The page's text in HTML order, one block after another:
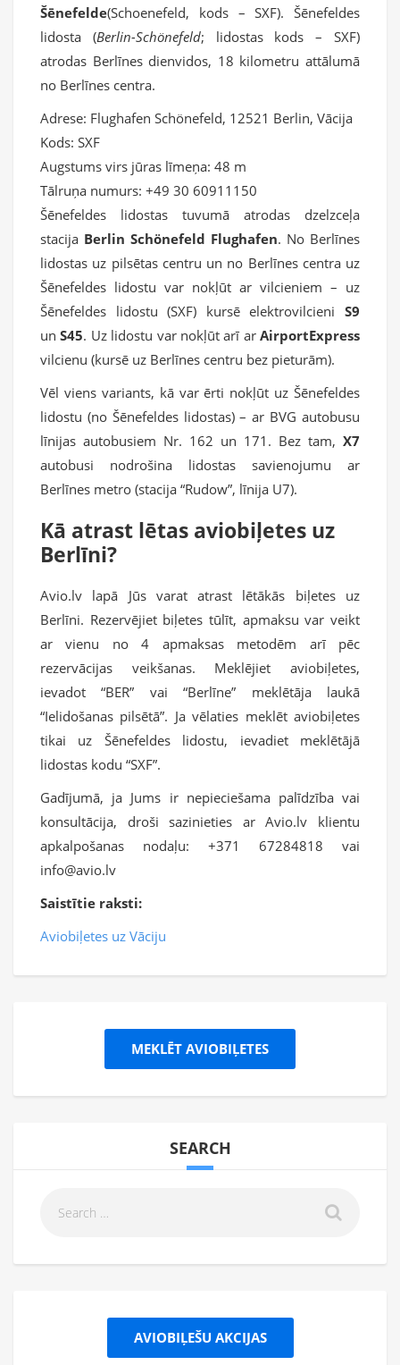
Šēnefelde(Schoenefeld, kods – SXF). Šēnefeldes
lidosta (Berlin-Schönefeld; lidostas kods – SXF)
atrodas Berlīnes dienvidos, 18 kilometru attālumā
no Berlīnes centra.
Adrese: Flughafen Schönefeld, 12521 Berlin, Vācija
Kods: SXF
Augstums virs jūras līmeņa: 48 m
Tālruņa numurs: +49 30 60911150
Šēnefeldes lidostas tuvumā atrodas dzelzceļa
stacija Berlin Schönefeld Flughafen. No Berlīnes
lidostas uz pilsētas centru un no Berlīnes centra uz
Šēnefeldes lidostu var nokļūt ar vilcieniem – uz
Šēnefeldes lidostu (SXF) kursē elektrovilcieni S9
unS45. Uz lidostu var nokļūt arī ar AirportExpress
vilcienu (kursē uz Berlīnes centru bez pieturām).
Vēl viens variants, kā var ērti nokļūt uz Šēnefeldes
lidostu (no Šēnefeldes lidostas) – ar BVG autobusu
līnijas autobusiem Nr. 162 un 171. Bez tam, X7
autobusi nodrošina lidostas savienojumu ar
Berlīnes metro (stacija “Rudow”, līnija U7).
Kā atrast lētas aviobiļetes uz
Berlīni?
Avio.lv lapā Jūs varat atrast lētākās biļetes uz
Berlīni. Rezervējiet biļetes tūlīt, apmaksu var veikt
ar vienu no 4 apmaksas metodēm arī pēc
rezervācijas veikšanas. Meklējiet aviobiļetes,
ievadot “BER” vai “Berlīne” meklētāja laukā
“Ielidošanas pilsētā”. Ja vēlaties meklēt aviobiļetes
tikai uz Šēnefeldes lidostu, ievadiet meklētājā
lidostas kodu “SXF”.
Gadījumā, ja Jums ir nepieciešama palīdzība vai
konsultācija, droši sazinieties ar Avio.lv klientu
apkalpošanas nodaļu: +371 67284818 vai
info@avio.lv
Saistītie raksti:
Aviobiļetes uz Vāciju
MEKLĒT AVIOBIĻETES
SEARCH
AVIOBIĻEŠU AKCIJAS